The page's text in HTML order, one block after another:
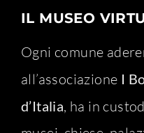
IL MUSEO
Ogni comune
all’associazione I
d’Italia, ha in